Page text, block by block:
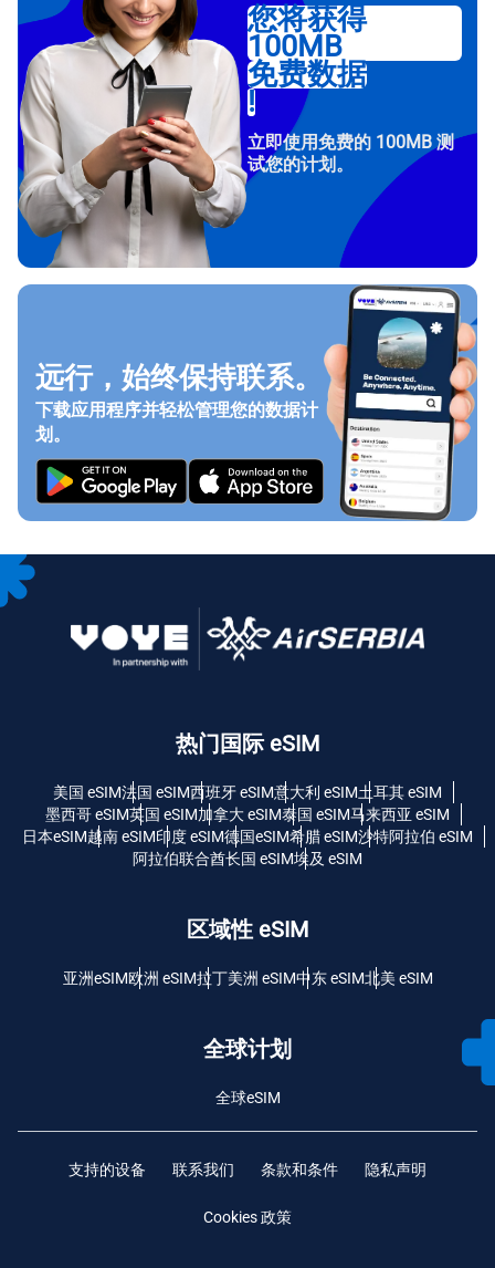
您将获得
100MB
免费数据
!
立即使用免费的 100MB 测
试您的计划。
远行，始终保持联系。
下载应用程序并轻松管理您的数据计
划。
热门国际 eSIM
美国 eSIM法国 eSIM西班牙 eSIM意大利 eSIM土耳其 eSIM
墨西哥 eSIM英国 eSIM加拿大 eSIM泰国 eSIM马来西亚 eSIM
日本eSIM越南 eSIM印度 eSIM德国eSIM希腊 eSIM沙特阿拉伯 eSIM
阿拉伯联合酋长国 eSIM埃及 eSIM
区域性 eSIM
亚洲eSIM欧洲 eSIM拉丁美洲 eSIM中东 eSIM北美 eSIM
全球计划
全球eSIM
支持的设备 联系我们 条款和条件 隐私声明
Cookies 政策